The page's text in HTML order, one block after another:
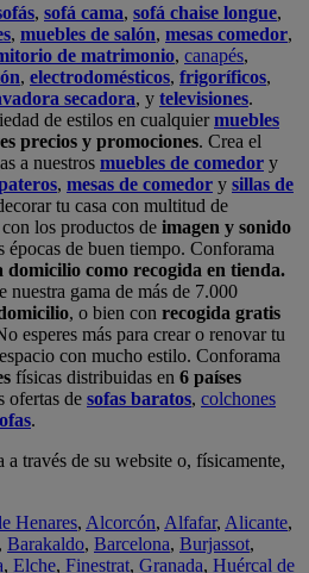
, sofá cama, sofá chaise longue,
, muebles de salón, mesas comedor,
de matrimonio, canapés,
, electrodomésticos, frigoríficos,
secadora, y televisiones.
de estilos en cualquiermuebles
precios y promociones. Crea el
a nuestros muebles de comedor y
, mesas de comedor y sillas de
tu casa con multitud de
los productos de imagen y sonido
épocas de buen tiempo. Conforama
domicilio como recogida en tienda.
nuestra gama de más de 7.000
, o bien con recogida gratis
esperes más para crear o renovar tu
con mucho estilo. Conforama
físicas distribuidas en 6 países
ofertas de sofas baratos, colchones
.
través de su website o, físicamente,
Henares, Alcorcón, Alfafar, Alicante,
, Barakaldo, Barcelona, Burjassot,
, Elche, Finestrat, Granada, Huércal de